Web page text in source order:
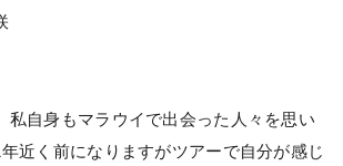
私自身もマラウイで出会った人々を思い
近く前になりますがツアーで自分が感じ